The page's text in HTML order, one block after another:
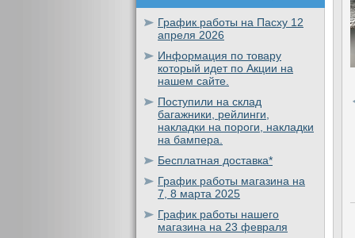
График работы на Пасху 12
апреля 2026
Информация по товару
который идет по Акции на
нашем сайте.
Поступили на склад
багажники, рейлинги,
накладки на пороги, накладки
на бампера.
Бесплатная доставка*
График работы магазина на
7, 8 марта 2025
График работы нашего
магазина на 23 февраля